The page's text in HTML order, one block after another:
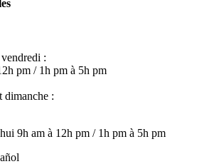
:
pm / 1h pm à 5h pm
dimanche :
9h am à 12h pm / 1h pm à 5h pm